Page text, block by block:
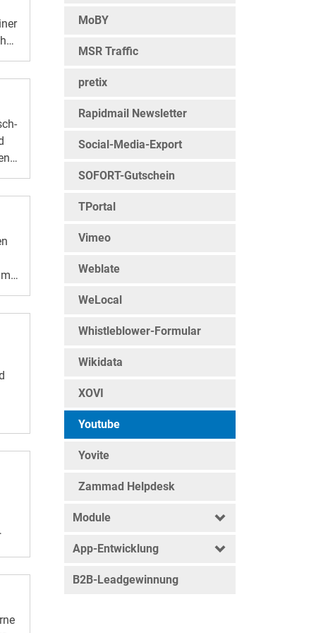
MoBY
MSR Traffic
pretix
Rapidmail Newsletter
Social-Media-Export
SOFORT-Gutschein
TPortal
Vimeo
Weblate
WeLocal
Whistleblower-Formular
Wikidata
XOVI
Youtube
Yovite
Zammad Helpdesk
Module
App-Entwicklung
B2B-Leadgewinnung